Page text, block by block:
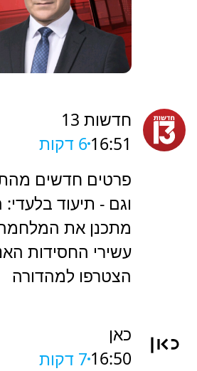
חדשות 13
16:51 6 דקות
פרטים חדשים
וגם - תיעוד
מתכנן את
עשירי החסידות
הצטרפו למהדורה
כאן
16:50 7 דקות